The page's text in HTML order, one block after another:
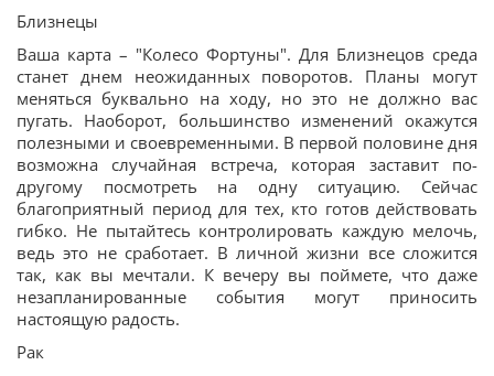
Близнецы
Ваша карта – "Колесо Фортуны". Для Близнецов среда
станет днем неожиданных поворотов. Планы могут
меняться буквально на ходу, но это не должно вас
пугать. Наоборот, большинство изменений окажутся
полезными и своевременными. В первой половине дня
возможна случайная встреча, которая заставит по-
другому посмотреть на одну ситуацию. Сейчас
благоприятный период для тех, кто готов действовать
гибко. Не пытайтесь контролировать каждую мелочь,
ведь это не сработает. В личной жизни все сложится
так, как вы мечтали. К вечеру вы поймете, что даже
незапланированные события могут приносить
настоящую радость.
Рак